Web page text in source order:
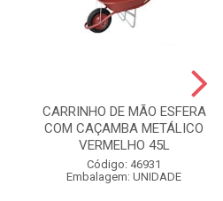
CARRINHO DE MÃO ESFERA
COM CAÇAMBA METÁLICO
VERMELHO 45L
Código: 46931
Embalagem: UNIDADE